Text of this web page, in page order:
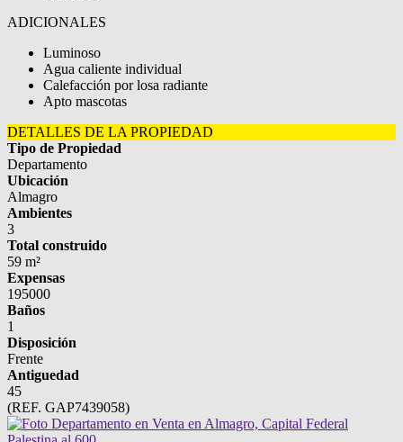
ADICIONALES
Luminoso
Agua caliente individual
Calefacción por losa radiante
Apto mascotas
DETALLES DE LA PROPIEDAD
Tipo de Propiedad
Departamento
Ubicación
Almagro
Ambientes
3
Total construido
59 m²
Expensas
195000
Baños
1
Disposición
Frente
Antiguedad
45
(REF. GAP7439058)